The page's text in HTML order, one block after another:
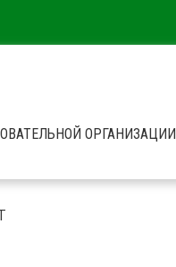
ОРГАНИЗАЦИИ